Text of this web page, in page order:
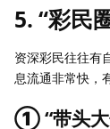
5. “彩民
资深彩民往往有
息流通非常快，
① “带头大